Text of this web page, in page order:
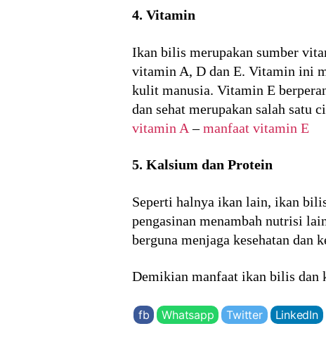
4. Vitamin
Ikan bilis merupakan sumber
vitamin A, D dan E. Vitamin ini
kulit manusia. Vitamin E
dan sehat merupakan salah satu
vitamin A –manfaat vitamin E
5. Kalsium dan Protein
Seperti halnya ikan lain, ikan
pengasinan menambah nutrisi
berguna menjaga kesehatan dan
Demikian manfaat ikan bilis dan
fb Whatsapp Twitter LinkedIn